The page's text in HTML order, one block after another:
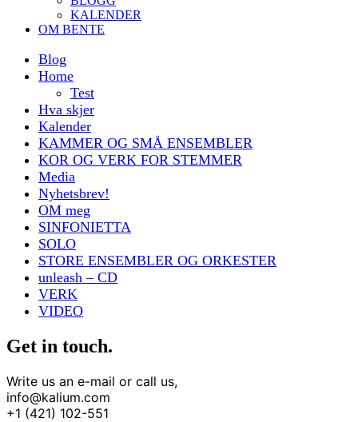
KALENDER
OM BENTE
Blog
Home
Test
Hva skjer
Kalender
KAMMER OG SMÅ ENSEMBLER
KOR OG VERK FOR STEMMER
Media
Nyhetsbrev!
OM meg
SINFONIETTA
SOLO
STORE ENSEMBLER OG ORKESTER
unleash – CD
VERK
VIDEO
Get in touch.
Write us an e-mail or call us,
info@kalium.com
+1 (421) 102-551